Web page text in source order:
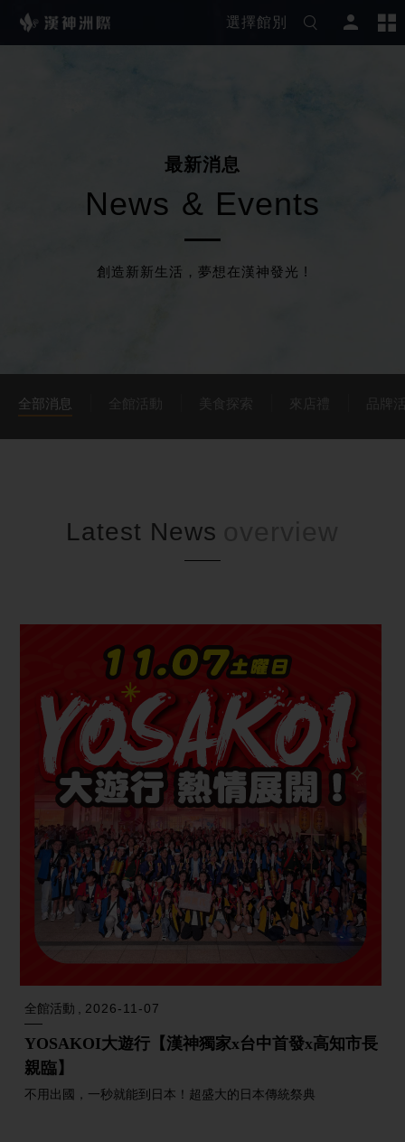
選擇館別
最新消息
News & Events
創造新新生活，夢想在漢神發光 !
全部消息 全館活動 美食探索 來店禮 品牌
Latest News
全館活動 2026-11-07
YOSAKOI大遊行【漢神獨家x台中首發x高知市長
親臨】
不用出國，一秒就能到日本！超盛大的日本傳統祭典